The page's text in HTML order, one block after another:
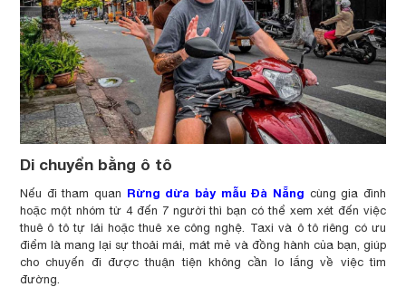
Di chuyển bằng ô tô
Nếu đi tham quan Rừng dừa bảy mẫu Đà Nẵng cùng gia đình
hoặc một nhóm từ 4 đến 7 người thì bạn có thể xem xét đến việc
thuê ô tô tự lái hoặc thuê xe công nghệ. Taxi và ô tô riêng có ưu
điểm là mang lại sự thoải mái, mát mẻ và đồng hành của bạn, giúp
cho chuyến đi được thuận tiện không cần lo lắng về việc tìm
đường.